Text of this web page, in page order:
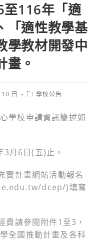
至116年「適
「適性教學基
學教材開發中
畫。
日
Post學校公告
學校申請資訊簡述如
月6日(五)止。
實計畫網站活動報名
dcep/)填寫
費請參閱附件1至3，
全國推動計畫及各科